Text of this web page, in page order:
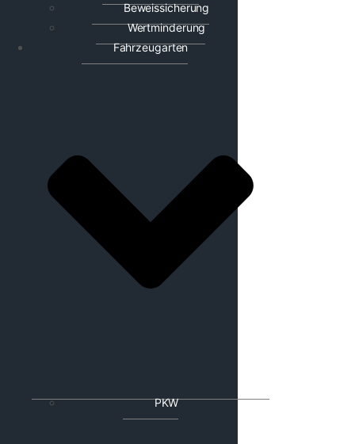
Beweissicherung
Wertminderung
Fahrzeugarten
PKW